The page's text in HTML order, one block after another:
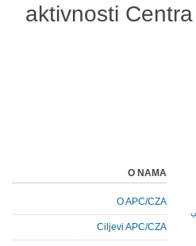
aktivnosti
O NAMA
O APC/CZA
Ciljevi APC/CZA